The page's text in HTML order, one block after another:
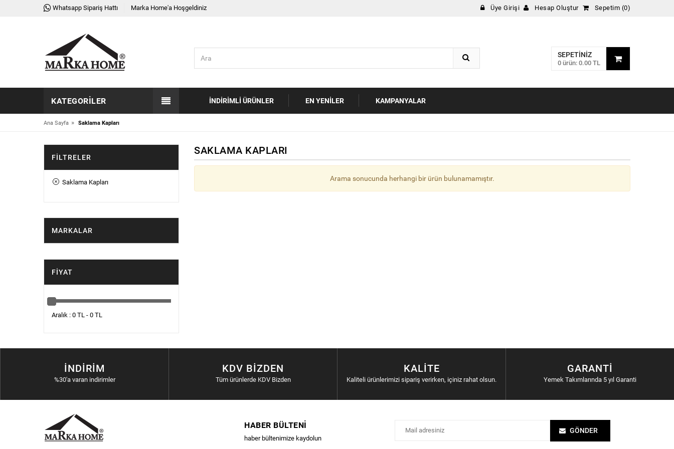
Whatsapp Sipariş Hattı Marka Home'a Hoşgeldiniz Üye Girişi Hesap Oluştur Sepetim (0)
SEPETINIZ
0 ürün: 0.00 TL
KATEGORILER İNDIRIMLI ÜRÜNLER EN YENILER KAMPANYALAR
Ana Sayfa » Saklama Kapları
SAKLAMA KAPLARI
Arama sonucunda herhangi bir ürün bulunamamıştır.
FILTRELER
Saklama Kapları
MARKALAR
FIYAT
Aralık : 0 TL - 0 TL
İNDIRIM
%30'a varan indirimler
KDV BIZDEN
Tüm ürünlerde KDV Bizden
KALITE
Kaliteli ürünlerimizi sipariş verirken, içiniz rahat olsun.
GARANTI
Yemek Takımlarında 5 yıl Garanti
HABER BÜLTENI
haber bültenimize kaydolun
GÖNDER